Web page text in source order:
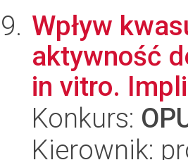
Wpływ
aktywność
in vitro.
Konkurs:
Kierownik: